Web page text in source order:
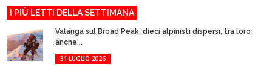
I PIÙ LETTI DELLA SETTIMANA
Valanga sul Broad Peak: dieci alpinisti dispersi, tra loro
anche...
31 LUGLIO 2026